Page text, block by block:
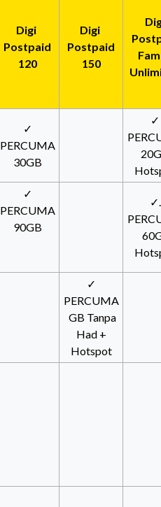
Digi
Postpaid
120
Digi
Postpaid
150
✓
PERCUMA
30GB
✓
✓
PERCUMA
90GB
✓.
✓
PERCUMA
GB Tanpa
Had +
Hotspot